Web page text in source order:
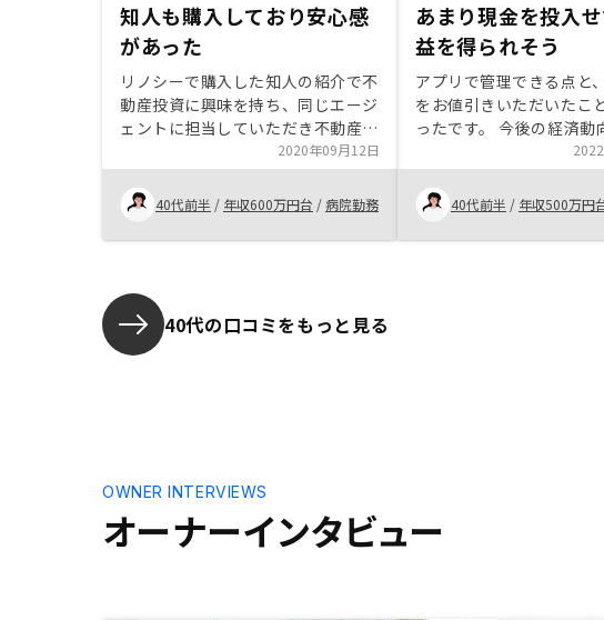
知人も購入しており安心感
があった
リノシーで購入した知人の紹介で不
動産投資に興味を持ち、同じエージ
ェントに担当していただき不動産投
資初心者にも分かりやすく教えてい
ただきました。知人が購入している
ところにも安心感があり、他社でも
お話、説明いただきましたが、販売
のみならず管理体制やテクノロジー
将来性を感じリノシーでの購入を決
意いたしました。 大阪在住で関東
に居住したこともなく土地勘がない
ため、物件選びもエージェントの方
イスいただけたら良かったかなと思
います。
2020年09月12日
40代前半 / 年収600万円台 /病院勤務
あまり現金を投入
益を得られそう
アプリで管理できる点と
をお値引きいただいたこ
ったです。 今後の経済動
らないので利益が出せる
安でしたが、総合的に検
ました。 手続きについて
と違って法的書類の取得
してもらえた点は良かっ
40代前半 / 年収500万円
40代の口コミをもっと見る
オーナーインタビュー
OWNER INTERVIEWS